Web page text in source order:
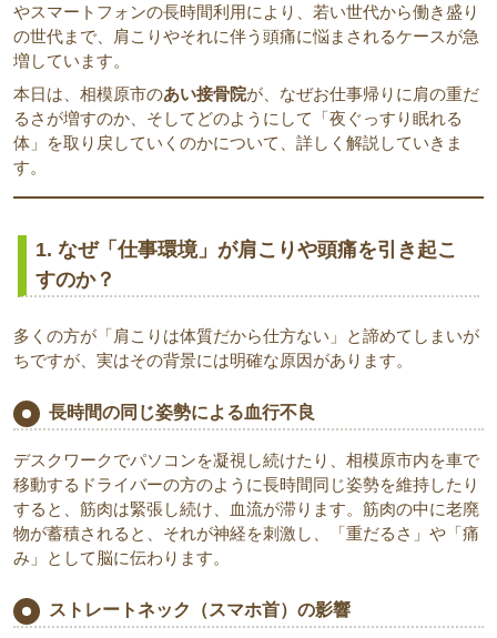
やスマートフォンの長時間利用により、若い世代から働き盛り
の世代まで、肩こりやそれに伴う頭痛に悩まされるケースが急
増しています。
本日は、相模原市のあい接骨院が、なぜお仕事帰りに肩の重だ
るさが増すのか、そしてどのようにして「夜ぐっすり眠れる
体」を取り戻していくのかについて、詳しく解説していきま
す。
1. なぜ「仕事環境」が肩こりや頭痛を引き起こ
すのか？
多くの方が「肩こりは体質だから仕方ない」と諦めてしまいが
ちですが、実はその背景には明確な原因があります。
長時間の同じ姿勢による血行不良
デスクワークでパソコンを凝視し続けたり、相模原市内を車で
移動するドライバーの方のように長時間同じ姿勢を維持したり
すると、筋肉は緊張し続け、血流が滞ります。筋肉の中に老廃
物が蓄積されると、それが神経を刺激し、「重だるさ」や「痛
み」として脳に伝わります。
ストレートネック（スマホ首）の影響